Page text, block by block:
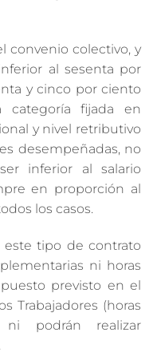
convenio colectivo, y
al sesenta por
y cinco por ciento
categoría fijada en
y nivel retributivo
desempeñadas, no
inferior al salario
en proporción al
los casos.
este tipo de contrato
ni horas
previsto en el
Trabajadores (horas
ni podrán realizar